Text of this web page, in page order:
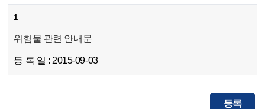
1
위험물 관련 안내문
2015-09-03
등록